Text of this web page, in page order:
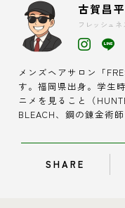
古賀昌
フレッシュ
メンズヘアサロン「
す。福岡県出身。学生
ニメを見ること（
BLEACH、鋼の錬金術師
SHARE